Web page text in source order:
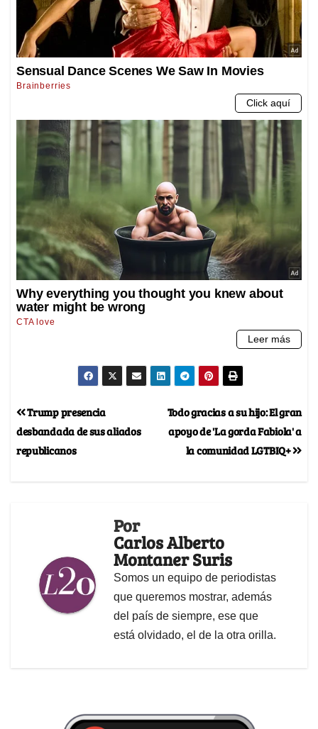
Todo gracias a su hijo: El gran
apoyo de 'La gorda Fabiola' a
la comunidad LGTBIQ+
Trump presencia
desbandada de sus aliados
republicanos
Por
Carlos Alberto
Montaner Suris
Somos un equipo de periodistas
que queremos mostrar, además
del país de siempre, ese que
está olvidado, el de la otra orilla.